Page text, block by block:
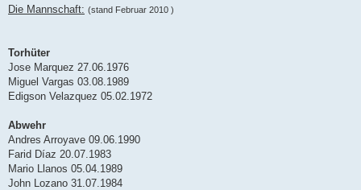
Die Mannschaft: (stand Februar 2010 )
Torhüter
Jose Marquez 27.06.1976
Miguel Vargas 03.08.1989
Edigson Velazquez 05.02.1972
Abwehr
Andres Arroyave 09.06.1990
Farid Díaz 20.07.1983
Mario Llanos 05.04.1989
John Lozano 31.07.1984